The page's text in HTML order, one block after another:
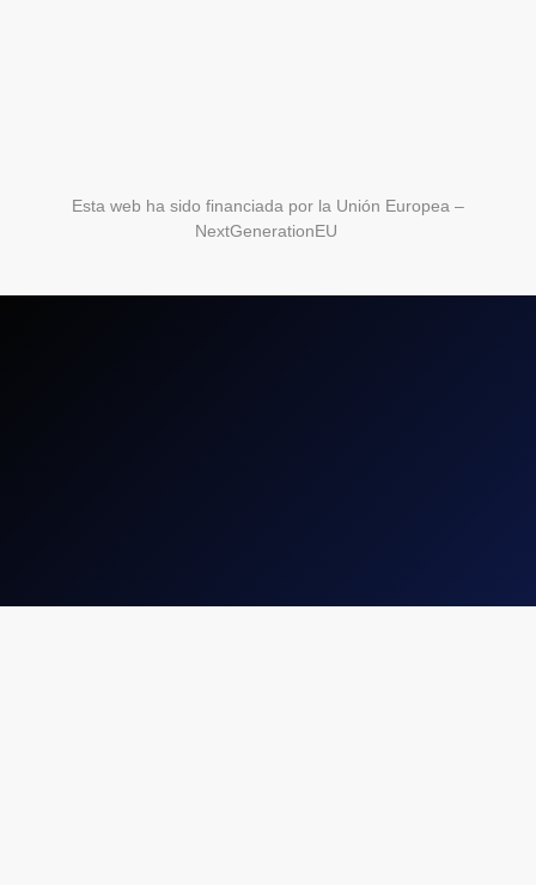
Esta web ha sido financiada por la Unión Europea –
NextGenerationEU